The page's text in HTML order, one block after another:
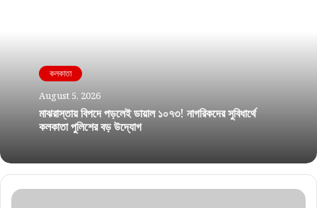
কলকাতা
August 5, 2026
মাঝরাস্তায় বিপদে পড়লেই ডায়াল ১০৭৩! নাগরিকদের সুবিধার্থে
কলকাতা পুলিশের বড় উদ্যোগ